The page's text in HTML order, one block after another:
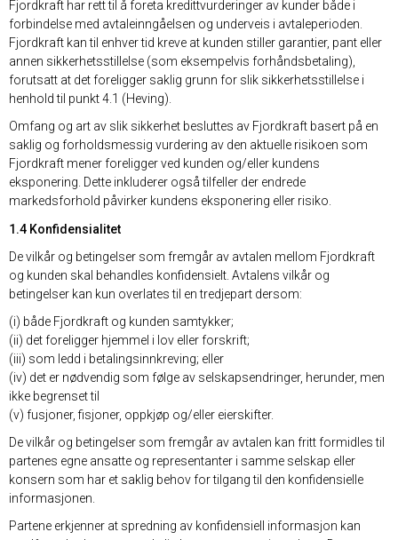
Fjordkraft har rett til å foreta kredittvurderinger av kunder både i
forbindelse med avtaleinngåelsen og underveis i avtaleperioden.
Fjordkraft kan til enhver tid kreve at kunden stiller garantier, pant eller
annen sikkerhetsstillelse (som eksempelvis forhåndsbetaling),
forutsatt at det foreligger saklig grunn for slik sikkerhetsstillelse i
henhold til punkt 4.1 (Heving).
Omfang og art av slik sikkerhet besluttes av Fjordkraft basert på en
saklig og forholdsmessig vurdering av den aktuelle risikoen som
Fjordkraft mener foreligger ved kunden og/eller kundens
eksponering. Dette inkluderer også tilfeller der endrede
markedsforhold påvirker kundens eksponering eller risiko.
1.4 Konfidensialitet
De vilkår og betingelser som fremgår av avtalen mellom Fjordkraft
og kunden skal behandles konfidensielt. Avtalens vilkår og
betingelser kan kun overlates til en tredjepart dersom:
(i) både Fjordkraft og kunden samtykker;
(ii) det foreligger hjemmel i lov eller forskrift;
(iii) som ledd i betalingsinnkreving; eller
(iv) det er nødvendig som følge av selskapsendringer, herunder, men
ikke begrenset til
(v) fusjoner, fisjoner, oppkjøp og/eller eierskifter.
De vilkår og betingelser som fremgår av avtalen kan fritt formidles til
partenes egne ansatte og representanter i samme selskap eller
konsern som har et saklig behov for tilgang til den konfidensielle
informasjonen.
Partene erkjenner at spredning av konfidensiell informasjon kan